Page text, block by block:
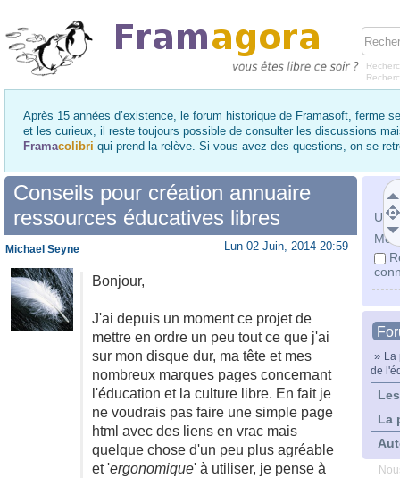
Après 15 années d’existence, le forum historique de Framasoft, ferme
et les curieux, il reste toujours possible de consulter les discussions
Framacolibri qui prend la relève. Si vous avez des questions, on se
Mot
» La
de
La
Conseils pour création annuaire
ressources éducatives libres
Lun 02 Juin, 2014 20:59
Bonjour,
J'ai depuis un moment ce projet de
mettre en ordre un peu tout ce que j'ai
sur mon disque dur, ma tête et mes
nombreux marques pages concernant
l'éducation et la culture libre. En fait je
ne voudrais pas faire une simple page
html avec des liens en vrac mais
quelque chose d'un peu plus agréable
et 'ergonomique' à utiliser, je pense à
Michael Seyne